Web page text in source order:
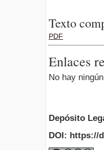
Texto
PDF
Enlaces
No hay
Depósito
DOI: https://